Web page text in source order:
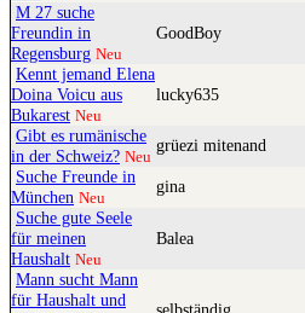
M 27 suche
Freundin in
Regensburg Neu
GoodBoy
Kennt jemand Elena
Doina Voicu aus
Bukarest Neu
lucky635
Gibt es rumänische
in der Schweiz? Neu
grüezi mitenand
Suche Freunde in
München Neu
gina
Suche gute Seele
für meinen
Haushalt Neu
Balea
Mann sucht Mann
für Haushalt und